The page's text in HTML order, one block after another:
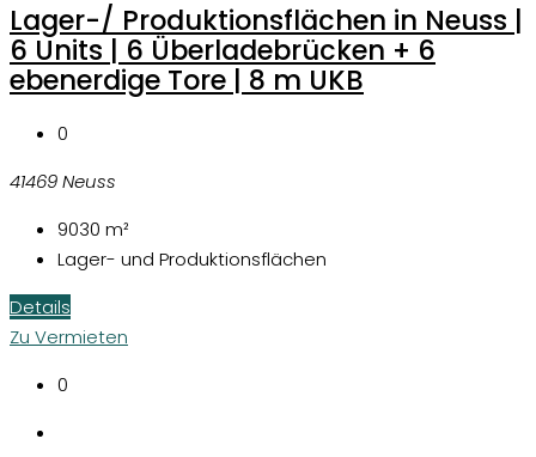
Lager-/ Produktionsflächen in Neuss |
6 Units | 6 Überladebrücken + 6
ebenerdige Tore | 8 m UKB
0
41469 Neuss
9030 m²
Lager- und Produktionsflächen
Details
Zu Vermieten
0